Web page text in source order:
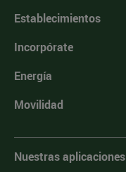
Establecimientos
Incorpórate
Energía
Movilidad
Nuestras aplicaciones